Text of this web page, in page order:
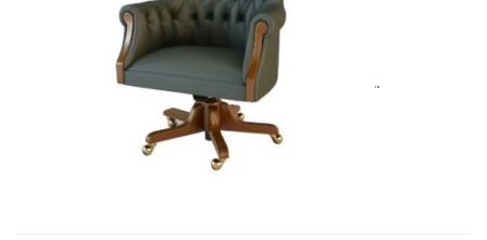
Art&Moble 01012B Кресло руковод�...
8 283,45€